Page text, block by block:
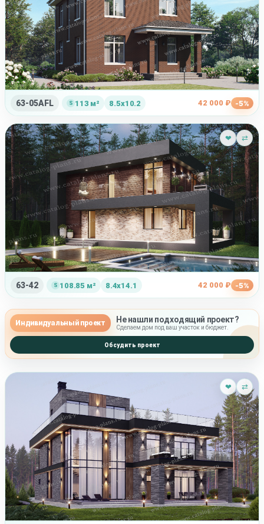
63-05AFL 113 м² 8.5x10.2 42 000 ₽ -5%
❤ ⇄
63-42 108.85 м² 8.4x14.1 42 000 ₽ -5%
Индивидуальный проект Не нашли подходящий проект?
Сделаем дом под ваш участок и бюджет.
Обсудить проект
❤ ⇄